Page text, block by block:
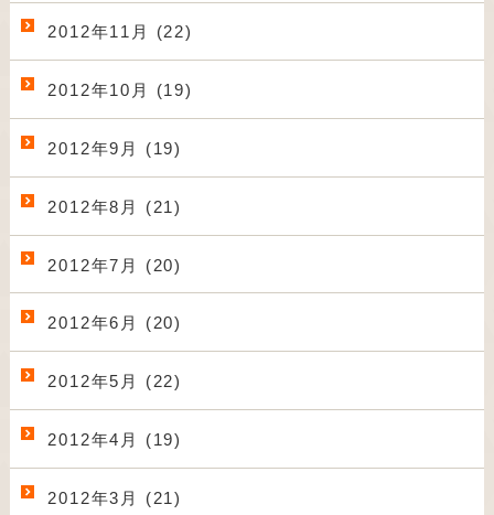
2012年11月 (22)
2012年10月 (19)
2012年9月 (19)
2012年8月 (21)
2012年7月 (20)
2012年6月 (20)
2012年5月 (22)
2012年4月 (19)
2012年3月 (21)